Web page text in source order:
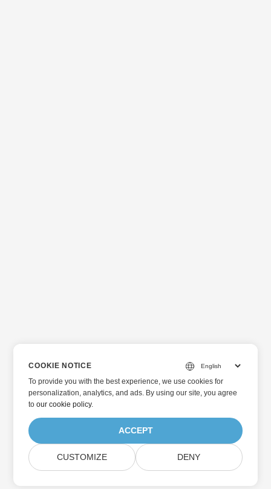
COOKIE NOTICE
To provide you with the best experience, we use cookies for
personalization, analytics, and ads. By using our site, you agree
toour cookie policy.
ACCEPT
CUSTOMIZE DENY